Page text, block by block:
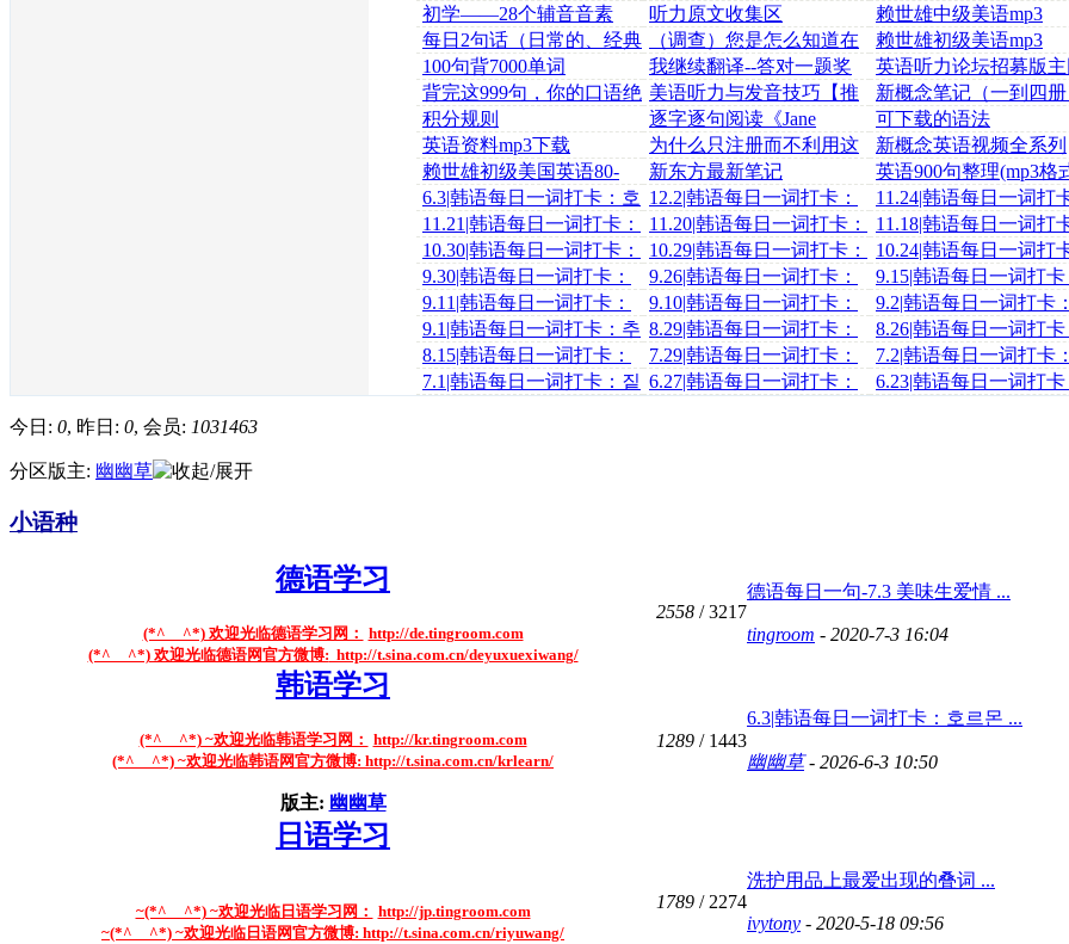
用。本人亲测（软件已上
传至网盘
下载教程
MP3音频全四册
初学——28个辅音音素
——这样记得快！
听力原文收集区
赖世雄中级美语mp3
每日2句话（日常的、经典
的）
（调查）您是怎么知道在
线英语听力室的?
赖世雄初级美语mp3
100句背7000单词
free！！！
我继续翻译--答对一题奖
励5个金币哦
英语听力论坛招募版主
队
背完这999句，你的口语绝
对会有很大的提升！！！
美语听力与发音技巧【推
荐mp３可下载】
新概念笔记（一到四册
积分规则
逐字逐句阅读《Jane
Eyre》
可下载的语法
英语资料mp3下载
为什么只注册而不利用这
么出色的网站呢？
新概念英语视频全系列
（前三册为裕兴版）
赖世雄初级美国英语80-
148
新东方最新笔记
英语900句整理(mp3格
文本)
6.3|韩语每日一词打卡：호
르몬
12.2|韩语每日一词打卡：
부과되다
11.24|韩语每日一词打
마다하다
11.21|韩语每日一词打卡：
그르치다
11.20|韩语每日一词打卡：
막무가내
11.18|韩语每日一词打
근시안적
10.30|韩语每日一词打卡：
분리수거
10.29|韩语每日一词打卡：
물려주다
10.24|韩语每日一词打
무분별하다
9.30|韩语每日一词打卡：
훼손
9.26|韩语每日一词打卡：
치명적
9.15|韩语每日一词打卡
번식시키다
9.11|韩语每日一词打卡：
갇히다
9.10|韩语每日一词打卡：
검증하다
9.2|韩语每日一词打卡
내다[뽐내다]【动词】炫
9.1|韩语每日一词打卡：추
리다
8.29|韩语每日一词打卡：
꼽히다
8.26|韩语每日一词打卡
사시사철
8.15|韩语每日一词打卡：
필사적
7.29|韩语每日一词打卡：
뒷바라지를 하다
7.2|韩语每日一词打卡
딱하다
7.1|韩语每日一词打卡：짙 6.27|韩语每日一词打卡：
6.23|韩语每日一词打卡
今日: 0, 昨日: 0, 会员: 1031463
分区版主: 幽幽草
小语种
德语学习
(*^__^*) 欢迎光临德语学习网： http://de.tingroom.com
(*^__^*) 欢迎光临德语网官方微博: http://t.sina.com.cn/deyuxuexiwang/
2558 / 3217
德语每日一句-7.3 美味生爱情 ...
tingroom - 2020-7-3 16:04
韩语学习
(*^__^*) ~欢迎光临韩语学习网： http://kr.tingroom.com
(*^__^*) ~欢迎光临韩语网官方微博: http://t.sina.com.cn/krlearn/
版主: 幽幽草
1289 / 1443
6.3|韩语每日一词打卡：호르몬 ...
幽幽草- 2026-6-3 10:50
日语学习
~(*^__^*) ~欢迎光临日语学习网： http://jp.tingroom.com
~(*^__^*) ~欢迎光临日语网官方微博: http://t.sina.com.cn/riyuwang/
1789 / 2274
洗护用品上最爱出现的叠词 ...
ivytony - 2020-5-18 09:56